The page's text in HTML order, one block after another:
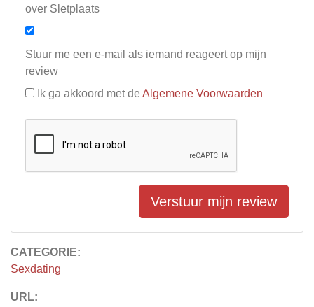
CATEGORIE:
Sexdating
URL:
over Sletplaats
Stuur me een e-mail als iemand reageert op mijn
review
Ik ga akkoord met de Algemene Voorwaarden
Verstuur mijn review